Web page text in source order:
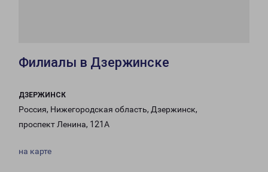
Филиалы в Дзержинске
ДЗЕРЖИНСК
Россия, Нижегородская область, Дзержинск,
проспект Ленина, 121А
на карте